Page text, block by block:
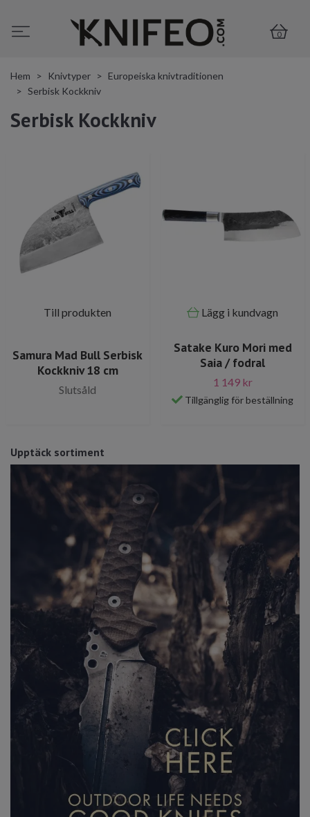
0
Upptäck sortiment
Hem Knivtyper
Europeiska knivtraditionen
Serbisk Kockkniv
Serbisk Kockkniv
Till produkten
Samura Mad Bull Serbisk
Kockkniv 18 cm
Slutsåld
Lägg i kundvagn
Satake Kuro Mori med
Saia / fodral
1 149 kr
Tillgänglig för beställning